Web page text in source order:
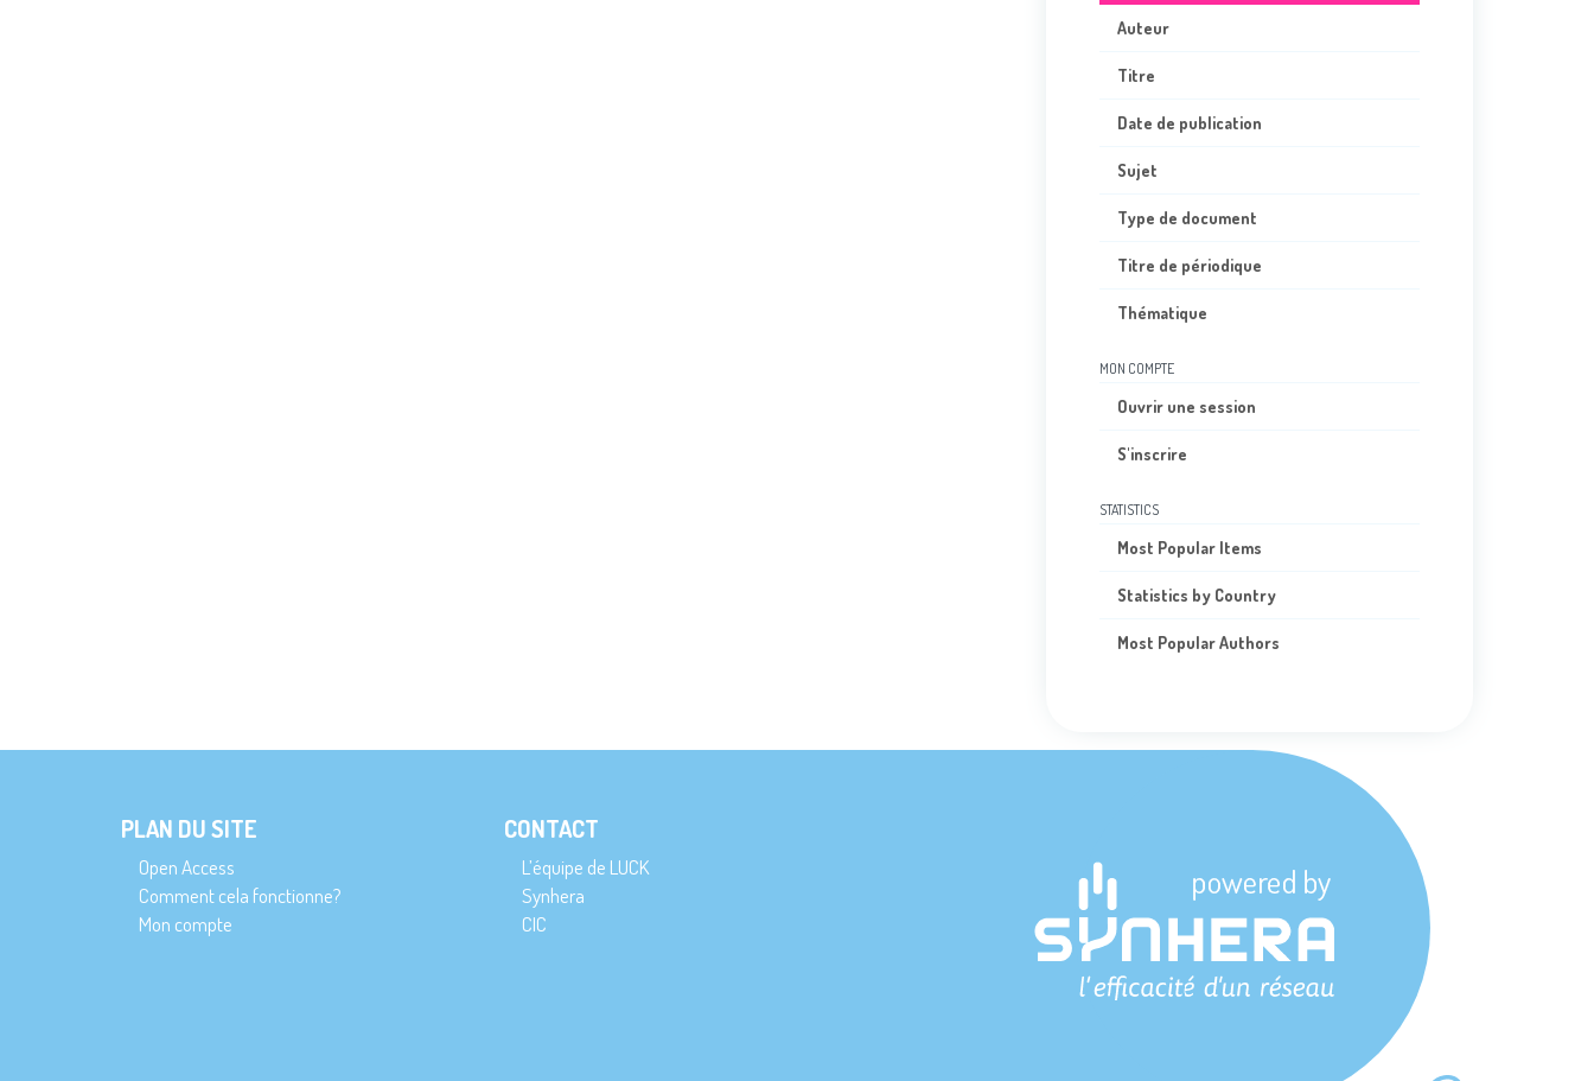
Auteur
Titre
Date de publication
Sujet
Type de document
Titre de périodique
Thématique
MON COMPTE
Ouvrir une session
S'inscrire
STATISTICS
Most Popular Items
Statistics by Country
Most Popular Authors
PLAN DU SITE
Open Access
Comment cela fonctionne?
Mon compte
CONTACT
L’équipe de LUCK
Synhera
CIC